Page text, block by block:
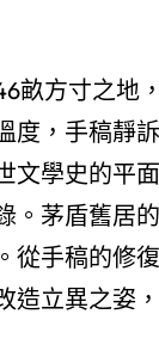
畝方寸之地
度，手稿靜
文學史的平
。茅盾舊居
從手稿的修
造立異之姿